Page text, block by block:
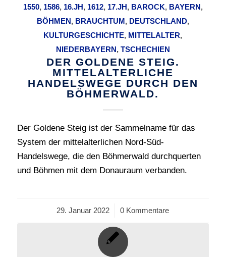
1550, 1586, 16.JH, 1612, 17.JH, BAROCK, BAYERN,
BÖHMEN, BRAUCHTUM, DEUTSCHLAND,
KULTURGESCHICHTE, MITTELALTER,
NIEDERBAYERN, TSCHECHIEN
DER GOLDENE STEIG.
MITTELALTERLICHE
HANDELSWEGE DURCH DEN
BÖHMERWALD.
Der Goldene Steig ist der Sammelname für das
System der mittelalterlichen Nord-Süd-
Handelswege, die den Böhmerwald durchquerten
und Böhmen mit dem Donauraum verbanden.
29. Januar 2022
/ 0 Kommentare